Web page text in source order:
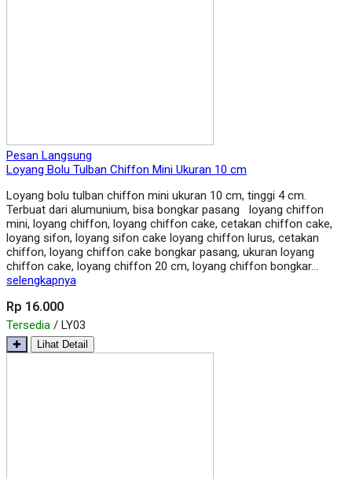
Pesan Langsung
Loyang Bolu Tulban Chiffon Mini Ukuran 10 cm
Loyang bolu tulban chiffon mini ukuran 10 cm, tinggi 4 cm.
Terbuat dari alumunium, bisa bongkar pasang loyang chiffon
mini, loyang chiffon, loyang chiffon cake, cetakan chiffon cake,
loyang sifon, loyang sifon cake loyang chiffon lurus, cetakan
chiffon, loyang chiffon cake bongkar pasang, ukuran loyang
chiffon cake, loyang chiffon 20 cm, loyang chiffon bongkar…
selengkapnya
Rp 16.000
Tersedia / LY03
✚ Lihat Detail